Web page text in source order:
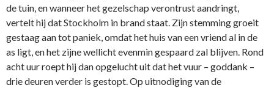
de tuin, en wanneer het gezelschap verontrust aandringt,
vertelt hij dat Stockholm in brand staat. Zijn stemming groeit
gestaag aan tot paniek, omdat het huis van een vriend al in de
as ligt, en het zijne wellicht evenmin gespaard zal blijven. Rond
acht uur roept hij dan opgelucht uit dat het vuur – goddank –
drie deuren verder is gestopt. Op uitnodiging van de